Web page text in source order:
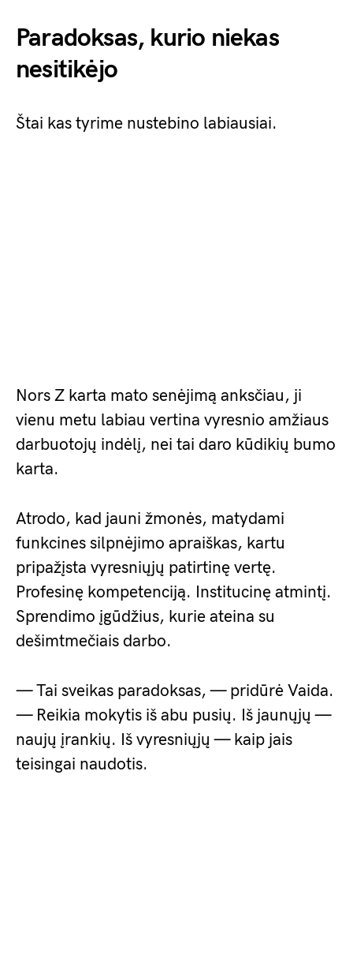
Paradoksas, kurio niekas
nesitikėjo
Štai kas tyrime nustebino labiausiai.
Nors Z karta mato senėjimą anksčiau, ji
vienu metu labiau vertina vyresnio amžiaus
darbuotojų indėlį, nei tai daro kūdikių bumo
karta.
Atrodo, kad jauni žmonės, matydami
funkcines silpnėjimo apraiškas, kartu
pripažįsta vyresniųjų patirtinę vertę.
Profesinę kompetenciją. Institucinę atmintį.
Sprendimo įgūdžius, kurie ateina su
dešimtmečiais darbo.
— Tai sveikas paradoksas, — pridūrė Vaida.
— Reikia mokytis iš abu pusių. Iš jaunųjų —
naujų įrankių. Iš vyresniųjų — kaip jais
teisingai naudotis.